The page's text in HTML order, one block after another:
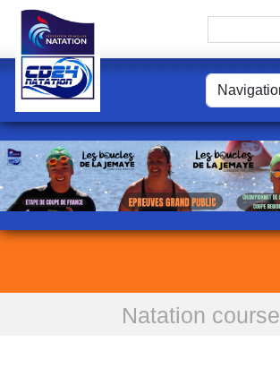
Natation course
Records Natation - Département : DORDOGNE
Panneau de gestion des cookies